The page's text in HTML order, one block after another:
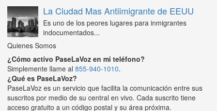
La Ciudad Mas Antiimigrante de EEUU
Es uno de los peores lugares para inmigrantes
indocumentados...
Quienes Somos
¿Cómo activo PaseLaVoz en mi teléfono?
Simplemente llame al 855-940-1010.
¿Qué es PaseLaVoz?
PaseLaVoz es un servicio que facilita la comunicación entre sus
suscritos por medio de su central en vivo. Cada suscrito tiene
acceso gratuito a un código postal y su área próxima.